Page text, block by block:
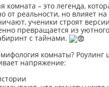
комната – это легенда,
от реальности, но влияет на
ученики строят
превращается из
с тайнами.
мифология комнаты? Роулинг
напряжение: